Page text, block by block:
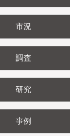
市況
調査
研究
事例